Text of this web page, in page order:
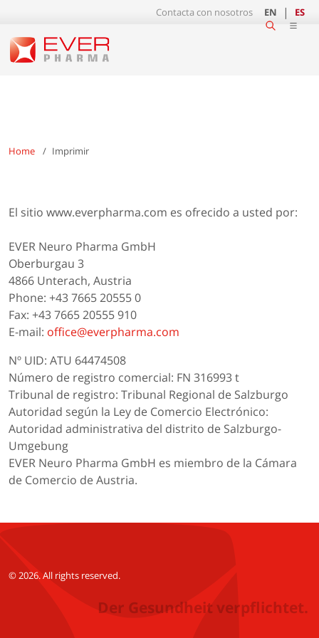
Contacta con nosotros EN ES
Home Imprimir
El sitio www.everpharma.com es ofrecido a usted por:
EVER Neuro Pharma GmbH
Oberburgau 3
4866 Unterach, Austria
Phone: +43 7665 20555 0
Fax: +43 7665 20555 910
E-mail: office@everpharma.com
Nº UID: ATU 64474508
Número de registro comercial: FN 316993 t
Tribunal de registro: Tribunal Regional de Salzburgo
Autoridad según la Ley de Comercio Electrónico:
Autoridad administrativa del distrito de Salzburgo-
Umgebung
EVER Neuro Pharma GmbH es miembro de la Cámara
de Comercio de Austria.
© 2026. All rights reserved.